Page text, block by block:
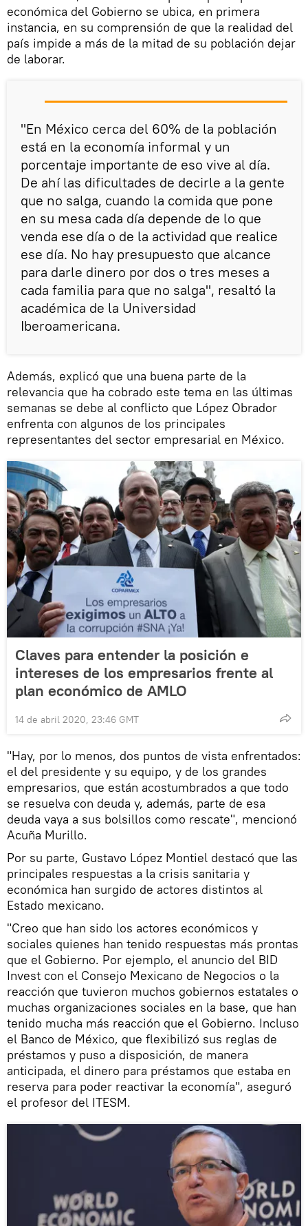
económica del Gobierno se ubica, en primera
instancia, en su comprensión de que la realidad del
país impide a más de la mitad de su población dejar
de laborar.
"En México cerca del 60% de la población
está en la economía informal y un
porcentaje importante de eso vive al día.
De ahí las dificultades de decirle a la gente
que no salga, cuando la comida que pone
en su mesa cada día depende de lo que
venda ese día o de la actividad que realice
ese día. No hay presupuesto que alcance
para darle dinero por dos o tres meses a
cada familia para que no salga", resaltó la
académica de la Universidad
Iberoamericana.
Además, explicó que una buena parte de la
relevancia que ha cobrado este tema en las últimas
semanas se debe al conflicto que López Obrador
enfrenta con algunos de los principales
representantes del sector empresarial en México.
Claves para entender la posición e
intereses de los empresarios frente al
plan económico de AMLO
14 de abril 2020, 23:46 GMT
"Hay, por lo menos, dos puntos de vista enfrentados:
el del presidente y su equipo, y de los grandes
empresarios, que están acostumbrados a que todo
se resuelva con deuda y, además, parte de esa
deuda vaya a sus bolsillos como rescate", mencionó
Acuña Murillo.
Por su parte, Gustavo López Montiel destacó que las
principales respuestas a la crisis sanitaria y
económica han surgido de actores distintos al
Estado mexicano.
"Creo que han sido los actores económicos y
sociales quienes han tenido respuestas más prontas
que el Gobierno. Por ejemplo, el anuncio del BID
Invest con el Consejo Mexicano de Negocios o la
reacción que tuvieron muchos gobiernos estatales o
muchas organizaciones sociales en la base, que han
tenido mucha más reacción que el Gobierno. Incluso
el Banco de México, que flexibilizó sus reglas de
préstamos y puso a disposición, de manera
anticipada, el dinero para préstamos que estaba en
reserva para poder reactivar la economía", aseguró
el profesor del ITESM.